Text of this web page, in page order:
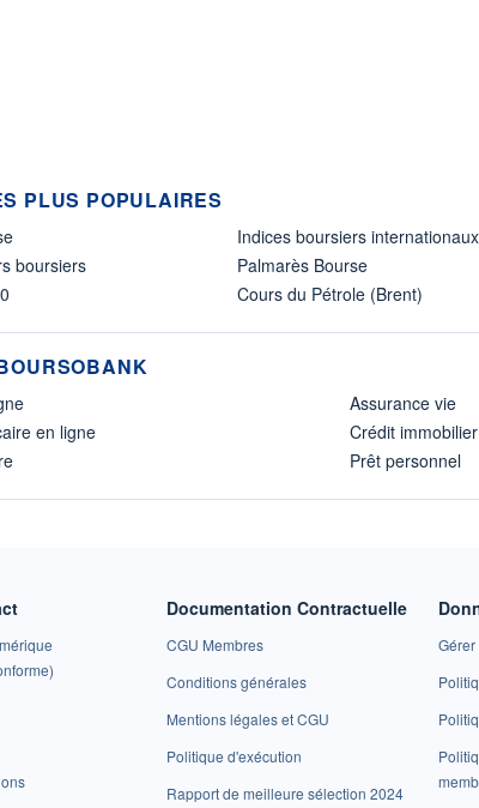
PLUS POPULAIRES
boursiers
Indices boursiers internationaux
Palmarès Bourse
Cours du Pétrole (Brent)
en ligne
Assurance vie
Crédit immobilier
Prêt personnel
Documentation Contractuelle
CGU Membres
Conditions générales
Mentions légales et CGU
Politique d'exécution
Rapport de meilleure sélection 2024